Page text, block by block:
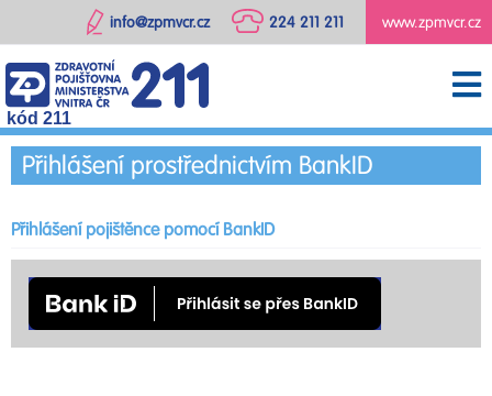
www.zpmvcr.cz
224 211 211
info@zpmvcr.cz
kód 211
Přihlášení prostřednictvím BankID
Přihlášení pojištěnce pomocí BankID